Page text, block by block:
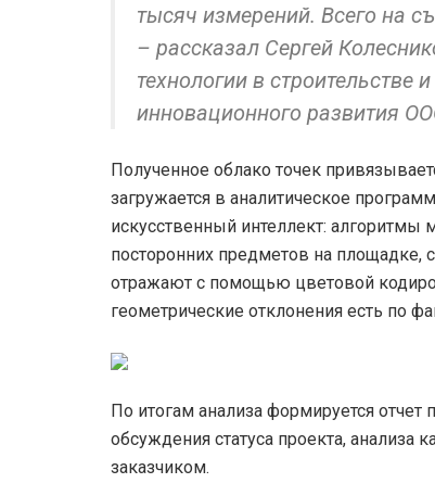
тысяч измерений. Всего на
– рассказал Сергей
технологии в
инновационного развития
Полученное облако точек
загружается в аналитическое
искусственный интеллект:
посторонних предметов на площадке,
отражают с помощью цветовой
геометрические отклонения есть по
По итогам анализа формируется
обсуждения статуса проекта, анализа
заказчиком.